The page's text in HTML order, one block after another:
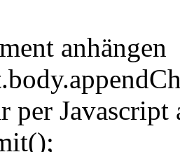
anhängen
per Javascript